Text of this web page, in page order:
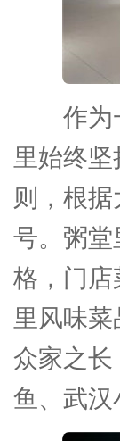
作为
里始终
则，根
号。粥堂
格，门店
里风味
众家之长
鱼、武汉